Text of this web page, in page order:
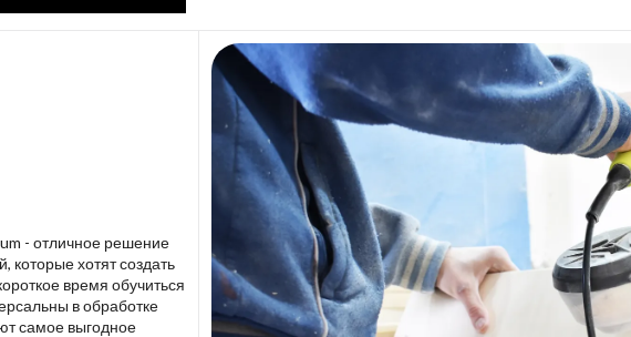
- отличное решение
хотят создать
время обучиться
в обработке
самое выгодное